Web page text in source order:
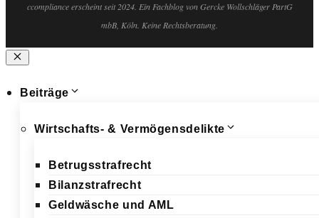
ccompliance erscheint seit 2024. Ein Fachblog von Gercke Wollschläger PartG
mbB, Köln. Keine Rechtsberatung.
Schließen
Beiträge
Wirtschafts- & Vermögensdelikte
Betrugsstrafrecht
Bilanzstrafrecht
Geldwäsche und AML